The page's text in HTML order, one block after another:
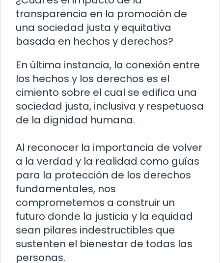
transparencia en la promoción de
una sociedad justa y equitativa
basada en hechos y derechos?
En última instancia, la conexión entre
los hechos y los derechos es el
cimiento sobre el cual se edifica una
sociedad justa, inclusiva y respetuosa
de la dignidad humana.
Al reconocer la importancia de volver
a la verdad y la realidad como guías
para la protección de los derechos
fundamentales, nos
comprometemos a construir un
futuro donde la justicia y la equidad
sean pilares indestructibles que
sustenten el bienestar de todas las
personas.